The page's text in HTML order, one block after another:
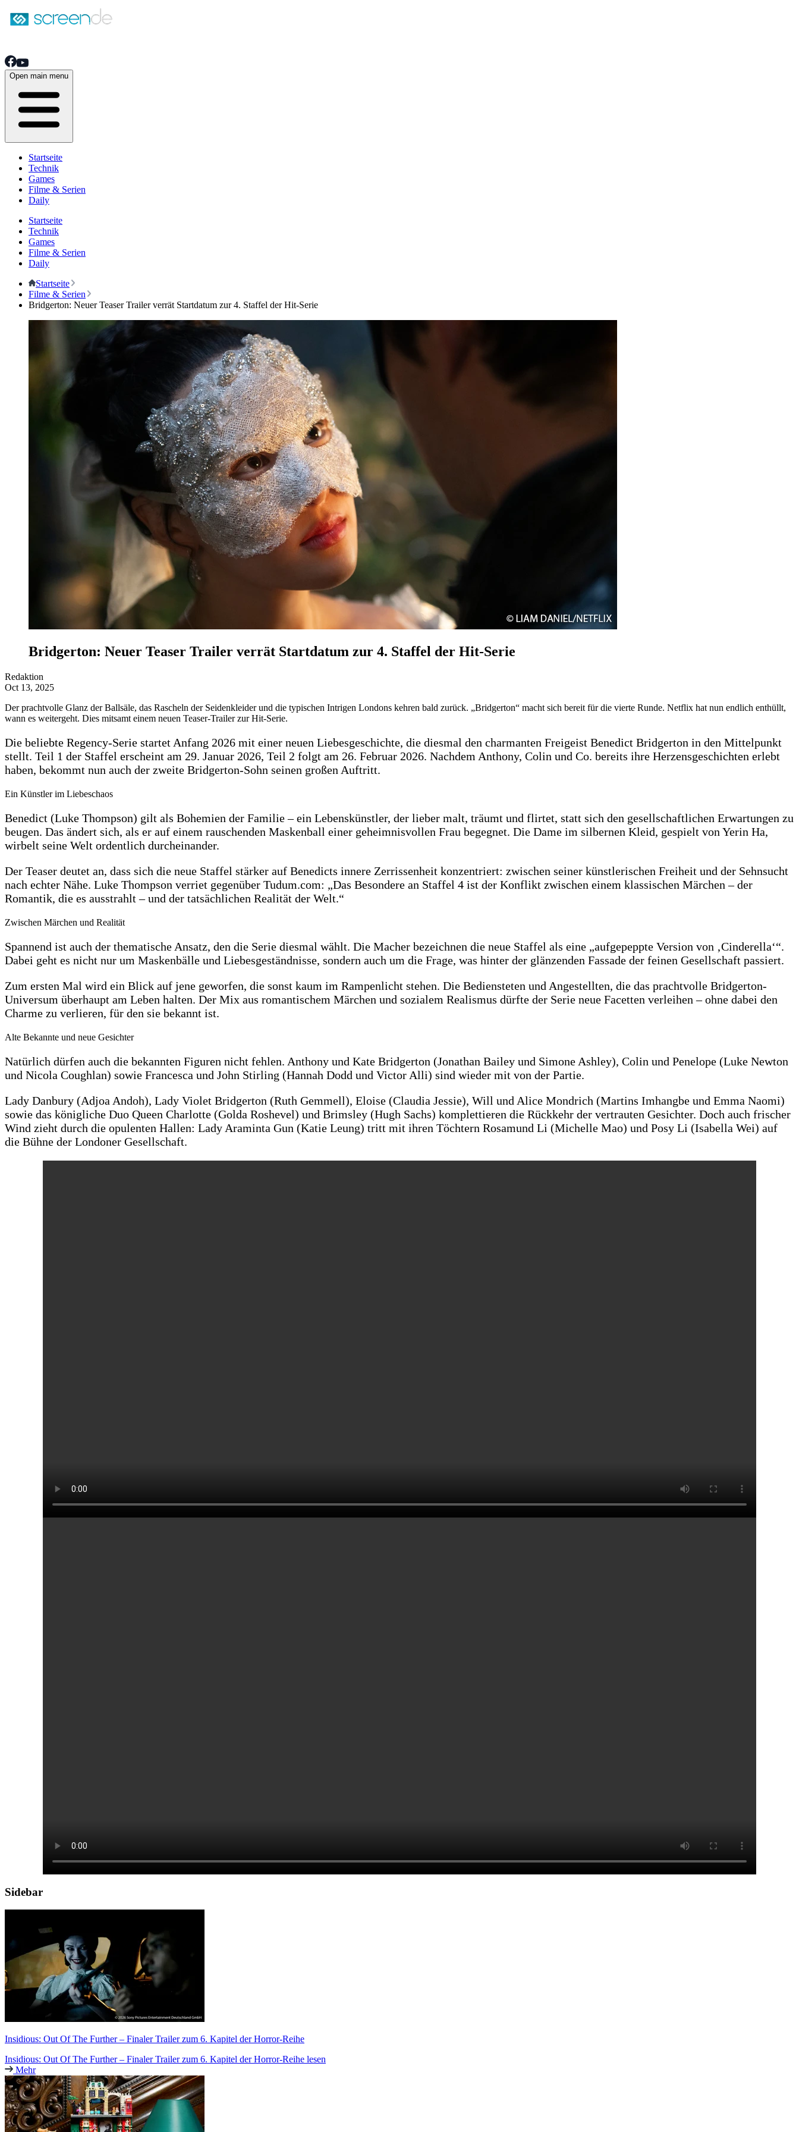
Open main menu
Startseite
Technik
Games
Filme & Serien
Daily
Startseite
Technik
Games
Filme & Serien
Daily
Startseite
Filme & Serien
Bridgerton: Neuer Teaser Trailer verrät Startdatum zur 4. Staffel der Hit-Serie
Bridgerton: Neuer Teaser Trailer verrät Startdatum zur 4. Staffel der Hit-Serie
Redaktion
Oct 13, 2025
Der prachtvolle Glanz der Ballsäle, das Rascheln der Seidenkleider und die typischen Intrigen Londons kehren bald zurück. „Bridgerton“ macht sich bereit für die vierte Runde. Netflix hat nun endlich enthüllt,
wann es weitergeht. Dies mitsamt einem neuen Teaser-Trailer zur Hit-Serie.
Die beliebte Regency-Serie startet Anfang 2026 mit einer neuen Liebesgeschichte, die diesmal den charmanten Freigeist Benedict Bridgerton in den Mittelpunkt
stellt. Teil 1 der Staffel erscheint am 29. Januar 2026, Teil 2 folgt am 26. Februar 2026. Nachdem Anthony, Colin und Co. bereits ihre Herzensgeschichten erlebt
haben, bekommt nun auch der zweite Bridgerton-Sohn seinen großen Auftritt.
Ein Künstler im Liebeschaos
Benedict (Luke Thompson) gilt als Bohemien der Familie – ein Lebenskünstler, der lieber malt, träumt und flirtet, statt sich den gesellschaftlichen Erwartungen zu
beugen. Das ändert sich, als er auf einem rauschenden Maskenball einer geheimnisvollen Frau begegnet. Die Dame im silbernen Kleid, gespielt von Yerin Ha,
wirbelt seine Welt ordentlich durcheinander.
Der Teaser deutet an, dass sich die neue Staffel stärker auf Benedicts innere Zerrissenheit konzentriert: zwischen seiner künstlerischen Freiheit und der Sehnsucht
nach echter Nähe. Luke Thompson verriet gegenüber Tudum.com: „Das Besondere an Staffel 4 ist der Konflikt zwischen einem klassischen Märchen – der
Romantik, die es ausstrahlt – und der tatsächlichen Realität der Welt.“
Zwischen Märchen und Realität
Spannend ist auch der thematische Ansatz, den die Serie diesmal wählt. Die Macher bezeichnen die neue Staffel als eine „aufgepeppte Version von ‚Cinderella‘“.
Dabei geht es nicht nur um Maskenbälle und Liebesgeständnisse, sondern auch um die Frage, was hinter der glänzenden Fassade der feinen Gesellschaft passiert.
Zum ersten Mal wird ein Blick auf jene geworfen, die sonst kaum im Rampenlicht stehen. Die Bediensteten und Angestellten, die das prachtvolle Bridgerton-
Universum überhaupt am Leben halten. Der Mix aus romantischem Märchen und sozialem Realismus dürfte der Serie neue Facetten verleihen – ohne dabei den
Charme zu verlieren, für den sie bekannt ist.
Alte Bekannte und neue Gesichter
Natürlich dürfen auch die bekannten Figuren nicht fehlen. Anthony und Kate Bridgerton (Jonathan Bailey und Simone Ashley), Colin und Penelope (Luke Newton
und Nicola Coughlan) sowie Francesca und John Stirling (Hannah Dodd und Victor Alli) sind wieder mit von der Partie.
Lady Danbury (Adjoa Andoh), Lady Violet Bridgerton (Ruth Gemmell), Eloise (Claudia Jessie), Will und Alice Mondrich (Martins Imhangbe und Emma Naomi)
sowie das königliche Duo Queen Charlotte (Golda Roshevel) und Brimsley (Hugh Sachs) komplettieren die Rückkehr der vertrauten Gesichter. Doch auch frischer
Wind zieht durch die opulenten Hallen: Lady Araminta Gun (Katie Leung) tritt mit ihren Töchtern Rosamund Li (Michelle Mao) und Posy Li (Isabella Wei) auf
die Bühne der Londoner Gesellschaft.
Sidebar
Insidious: Out Of The Further – Finaler Trailer zum 6. Kapitel der Horror-Reihe
Insidious: Out Of The Further – Finaler Trailer zum 6. Kapitel der Horror-Reihe lesen
Mehr